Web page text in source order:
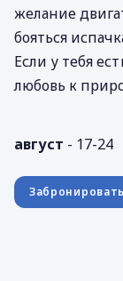
желание
бояться
Если у тебя
любовь к
август - 17-24